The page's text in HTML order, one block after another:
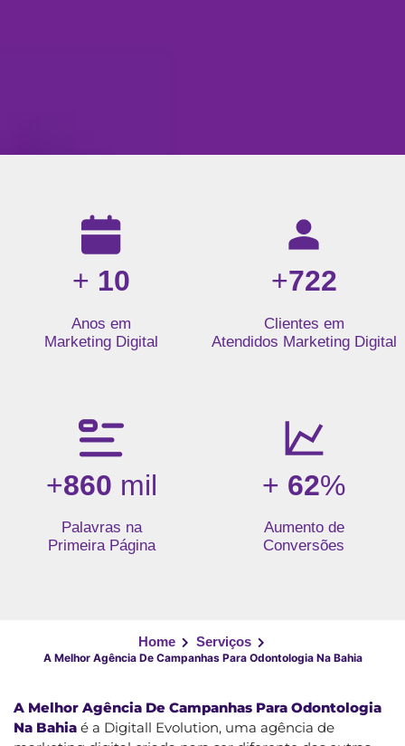
Resultados da nossa agência de marketing digital: mais
+ 10
Anos em
Marketing Digital
+722
Clientes em
Atendidos Marketing Digital
+860 mil
Palavras na
Primeira Página
+ 62%
Aumento de
Conversões
Home Serviços
A Melhor Agência De Campanhas Para Odontologia Na Bahia
A Melhor Agência De Campanhas Para Odontologia
Na Bahia é a Digitall Evolution, uma agência de